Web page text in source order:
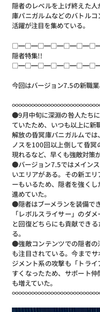
隠者のレベルを上げ終えた
庫パニガルムなどのバトル
活躍が注目を集めている。
隠者特集!!
今回はバージョン7.5の新職業
●9月中旬に深淵の咎人たち
ていたため、いつも以上に新
解放の昏冥庫パニガルムで
ノスを100回以上倒して昏
現れるなど、早くも強敵対策
●バージョン7.5ではメイン
いエリアがある。その新エ
ーもいるため、隠者を強く
進めていた。
●隠者はブーメランを装備で
「レボルスライサー」のダ
と回復どちらにも貢献でき
る。
●強敵コンテンツでの隠者の
も注目されている。今まで
ジメント系の攻撃も「トラ
すくなったため、サポート
も増えていた。